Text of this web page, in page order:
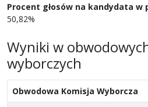
Procent głosów na kandydata w
50,82%
Wyniki w
wyborczych
Obwodowa Komisja Wyborcza